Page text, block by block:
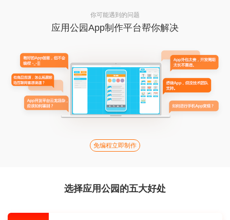
你可能遇到的问题
应用公园App制作平台帮你解决
免编程立即制作
选择应用公园的五大好处